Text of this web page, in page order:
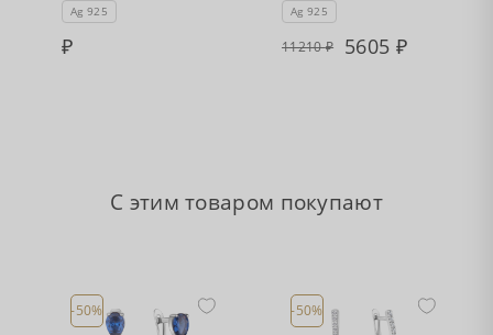
Ag 925 Ag 925
11210 5605
С этим товаром покупают
-50% -50%